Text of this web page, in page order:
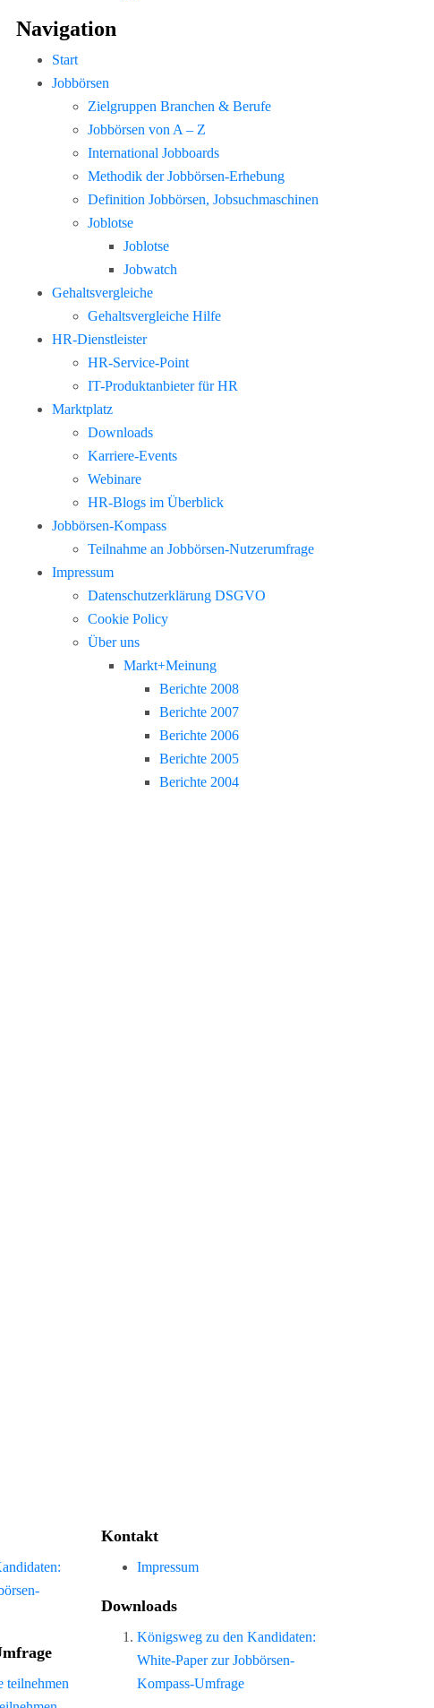
Navigation
Start
Jobbörsen
Zielgruppen Branchen & Berufe
Jobbörsen von A – Z
International Jobboards
Methodik der Jobbörsen-Erhebung
Definition Jobbörsen, Jobsuchmaschinen
Joblotse
Joblotse
Jobwatch
Gehaltsvergleiche
Gehaltsvergleiche Hilfe
HR-Dienstleister
HR-Service-Point
IT-Produktanbieter für HR
Marktplatz
Downloads
Karriere-Events
Webinare
HR-Blogs im Überblick
Jobbörsen-Kompass
Teilnahme an Jobbörsen-Nutzerumfrage
Impressum
Datenschutzerklärung DSGVO
Cookie Policy
Über uns
Markt+Meinung
Berichte 2008
Berichte 2007
Berichte 2006
Berichte 2005
Berichte 2004
teilnehmen
Kontakt
Impressum
Downloads
Königsweg zu den Kandidaten:
White-Paper zur Jobbörsen-
Kompass-Umfrage